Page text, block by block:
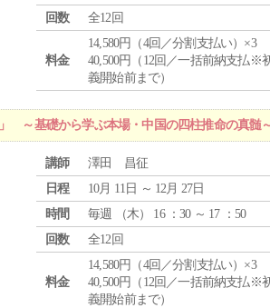
回数
全12回
料金
14,580円（4回／分割支払い）×3
40,500円（12回／一括前納支払※
義開始前まで）
～基礎から学ぶ本場・中国の四柱推命の真髄
講師
澤田 昌征
日程
10月 11日 ～ 12月 27日
時間
毎週 （木） 16 ：30 ～ 17 ：50
回数
全12回
料金
14,580円（4回／分割支払い）×3
40,500円（12回／一括前納支払※
義開始前まで）